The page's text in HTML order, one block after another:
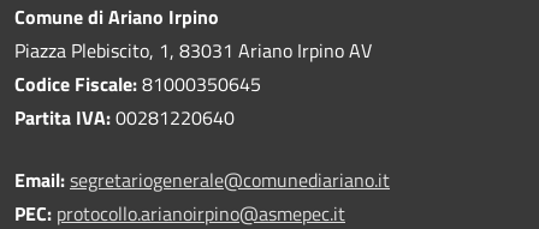
Comune di Ariano Irpino
Piazza Plebiscito, 1, 83031 Ariano Irpino AV
Codice Fiscale:81000350645
Partita IVA:00281220640
Email:segretariogenerale@comunediariano.it
PEC: protocollo.arianoirpino@asmepec.it